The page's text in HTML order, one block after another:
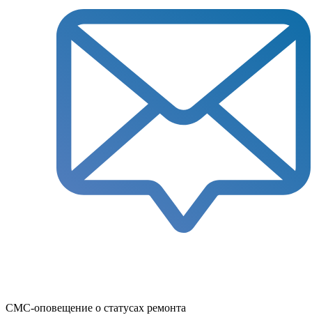
СМС-оповещение о статусах ремонта